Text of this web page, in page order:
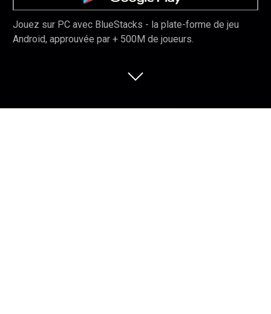
Jouez sur PC avec BlueStacks - la plate-forme de jeu
Android, approuvée par + 500M de joueurs.